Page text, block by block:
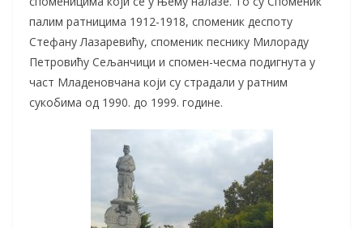
палим ратницима 1912-1918, споменик деспоту
Стефану Лазаревићу, споменик песнику Милораду
Петровићу Сељанчици и спомен-чесма подигнута у
част Младеновчана који су страдали у ратним
сукобима од 1990. до 1999. године.